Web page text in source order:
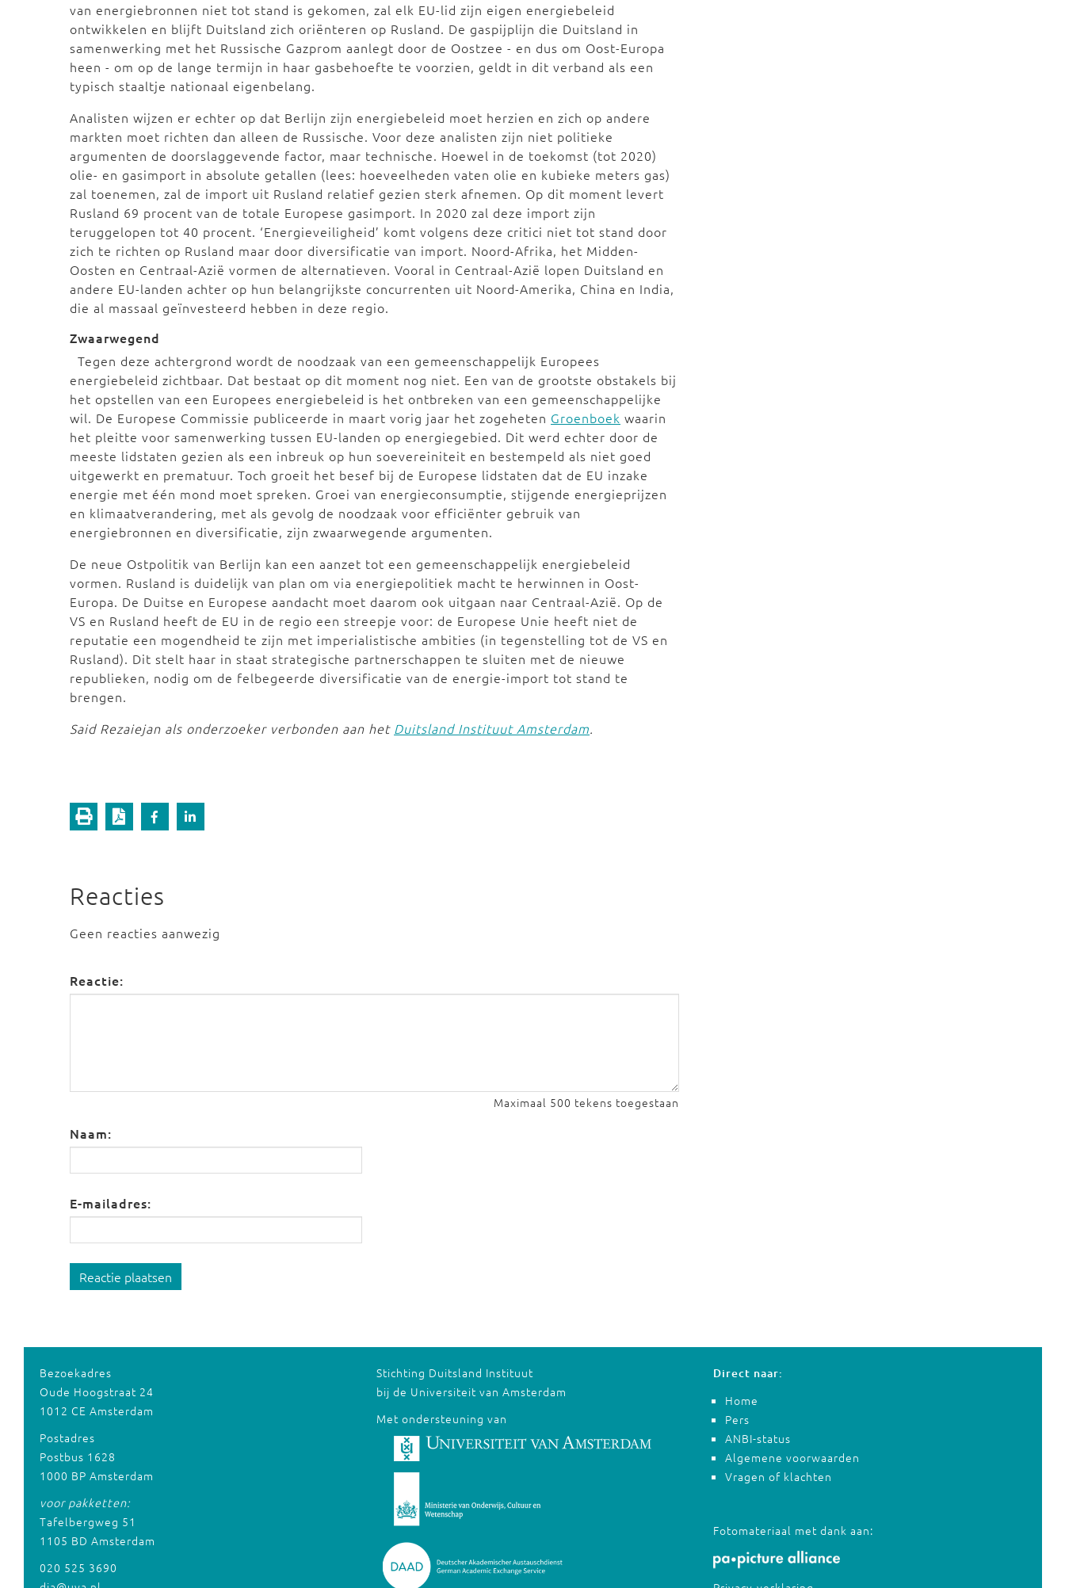
van energiebronnen niet tot stand is gekomen, zal elk EU-lid zijn eigen energiebeleid
ontwikkelen en blijft Duitsland zich oriënteren op Rusland. De gaspijplijn die Duitsland in
samenwerking met het Russische Gazprom aanlegt door de Oostzee - en dus om Oost-Europa
heen - om op de lange termijn in haar gasbehoefte te voorzien, geldt in dit verband als een
typisch staaltje nationaal eigenbelang.
Analisten wijzen er echter op dat Berlijn zijn energiebeleid moet herzien en zich op andere
markten moet richten dan alleen de Russische. Voor deze analisten zijn niet politieke
argumenten de doorslaggevende factor, maar technische. Hoewel in de toekomst (tot 2020)
olie- en gasimport in absolute getallen (lees: hoeveelheden vaten olie en kubieke meters gas)
zal toenemen, zal de import uit Rusland relatief gezien sterk afnemen. Op dit moment levert
Rusland 69 procent van de totale Europese gasimport. In 2020 zal deze import zijn
teruggelopen tot 40 procent. ‘Energieveiligheid’ komt volgens deze critici niet tot stand door
zich te richten op Rusland maar door diversificatie van import. Noord-Afrika, het Midden-
Oosten en Centraal-Azië vormen de alternatieven. Vooral in Centraal-Azië lopen Duitsland en
andere EU-landen achter op hun belangrijkste concurrenten uit Noord-Amerika, China en India,
die al massaal geïnvesteerd hebben in deze regio.
Zwaarwegend
Tegen deze achtergrond wordt de noodzaak van een gemeenschappelijk Europees
energiebeleid zichtbaar. Dat bestaat op dit moment nog niet. Een van de grootste obstakels bij
het opstellen van een Europees energiebeleid is het ontbreken van een gemeenschappelijke
wil. De Europese Commissie publiceerde in maart vorig jaar het zogeheten Groenboek waarin
het pleitte voor samenwerking tussen EU-landen op energiegebied. Dit werd echter door de
meeste lidstaten gezien als een inbreuk op hun soevereiniteit en bestempeld als niet goed
uitgewerkt en prematuur. Toch groeit het besef bij de Europese lidstaten dat de EU inzake
energie met één mond moet spreken. Groei van energieconsumptie, stijgende energieprijzen
en klimaatverandering, met als gevolg de noodzaak voor efficiënter gebruik van
energiebronnen en diversificatie, zijn zwaarwegende argumenten.
De neue Ostpolitik van Berlijn kan een aanzet tot een gemeenschappelijk energiebeleid
vormen. Rusland is duidelijk van plan om via energiepolitiek macht te herwinnen in Oost-
Europa. De Duitse en Europese aandacht moet daarom ook uitgaan naar Centraal-Azië. Op de
VS en Rusland heeft de EU in de regio een streepje voor: de Europese Unie heeft niet de
reputatie een mogendheid te zijn met imperialistische ambities (in tegenstelling tot de VS en
Rusland). Dit stelt haar in staat strategische partnerschappen te sluiten met de nieuwe
republieken, nodig om de felbegeerde diversificatie van de energie-import tot stand te
brengen.
Said Rezaiejan als onderzoeker verbonden aan het Duitsland Instituut Amsterdam.
Reacties
Geen reacties aanwezig
Reactie:
Maximaal 500 tekens toegestaan
Naam:
E-mailadres:
Reactie plaatsen
Bezoekadres
Oude Hoogstraat 24
1012 CE Amsterdam
Postadres
Postbus 1628
1000 BP Amsterdam
voor pakketten:
Tafelbergweg 51
1105 BD Amsterdam
020 525 3690
Stichting Duitsland Instituut
bij de Universiteit van Amsterdam
Met ondersteuning van
Direct naar:
Home
Pers
ANBI-status
Algemene voorwaarden
Vragen of klachten
Fotomateriaal met dank aan: